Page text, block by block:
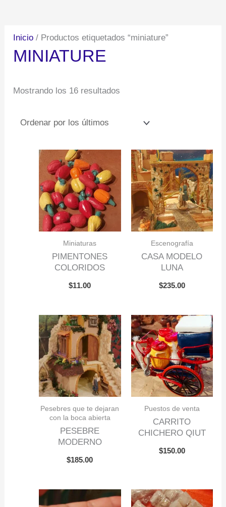
Inicio / Productos etiquetados “miniature”
MINIATURE
Mostrando los 16 resultados
Miniaturas
PIMENTONES
COLORIDOS
$11.00
Escenografía
CASA MODELO
LUNA
$235.00
Pesebres que te dejaran
con la boca abierta
PESEBRE
MODERNO
$185.00
Puestos de venta
CARRITO
CHICHERO QIUT
$150.00